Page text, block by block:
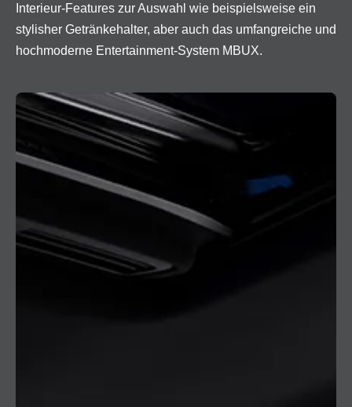
Interieur-Features zur Auswahl wie beispielsweise ein
stylisher Getränkehalter, aber auch das umfangreiche und
hochmoderne Entertainment-System MBUX.